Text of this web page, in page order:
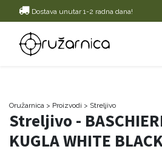
Dostava unutar 1-2 radna dana!
Oružarnica > Proizvodi > Streljivo
Streljivo -
KUGLA WHITE